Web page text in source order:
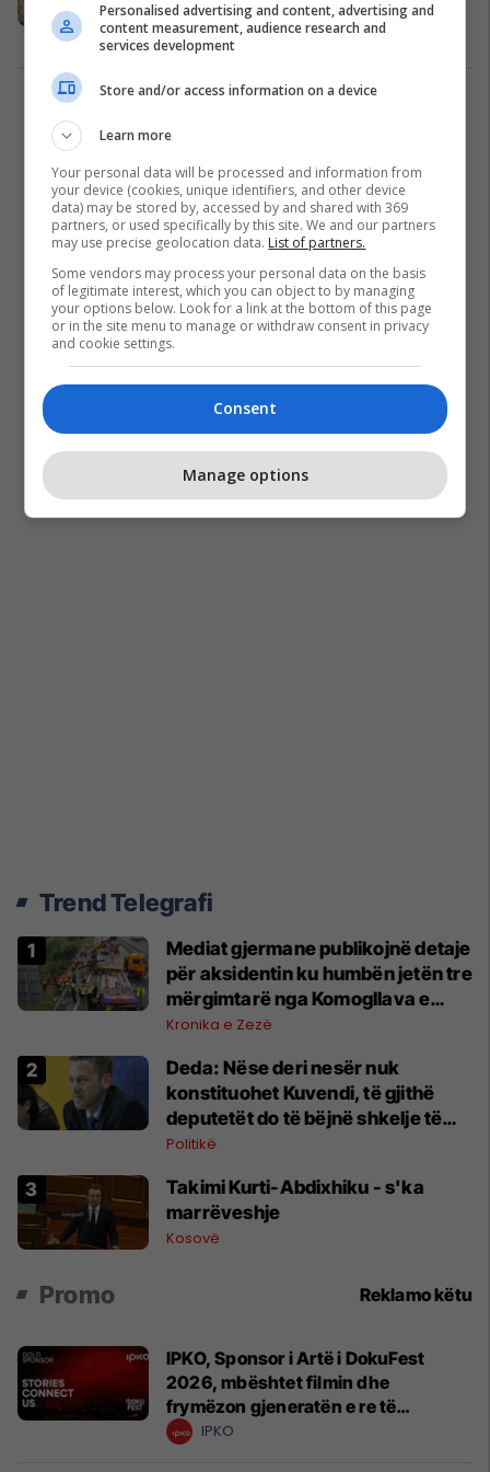
deri në fund të tetorit
Astrologji 19/10/2023
Trend Telegrafi
Mediat gjermane publikojnë detaje
për aksidentin ku humbën jetën tre
mërgimtarë nga Komogllava e
Ferizajt
Kronika e Zezë
Deda: Nëse deri nesër nuk
konstituohet Kuvendi, të gjithë
deputetët do të bëjnë shkelje të
rëndë kushtetuese
Politikë
Takimi Kurti-Abdixhiku - s'ka
marrëveshje
Kosovë
Promo Reklamo këtu
IPKO, Sponsor i Artë i DokuFest
2026, mbështet filmin dhe
frymëzon gjeneratën e re të
krijuesve
IPKO
Personalised advertising and content, advertising and
content measurement, audience research and
services development
Store and/or access information on a device
Learn more
Your personal data will be processed and information from
your device (cookies, unique identifiers, and other device
data) may be stored by, accessed by and shared with 369
partners, or used specifically by this site. We and our partners
may use precise geolocation data. List of partners.
Some vendors may process your personal data on the basis
of legitimate interest, which you can object to by managing
your options below. Look for a link at the bottom of this page
or in the site menu to manage or withdraw consent in privacy
and cookie settings.
Consent
Manage options